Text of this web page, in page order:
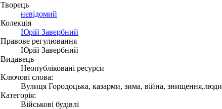
Творець
невідомий
Колекція
Юрій Завербний
Правове регулювання
Юрій Завербний
Видавець
Неопубліковані ресурси
Ключові слова:
Вулиця Городоцька, казарми, зима, війна, знищення,люди
Категорія:
Військові будівлі